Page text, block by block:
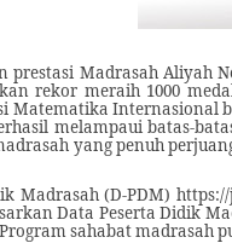
Madrasah Aliyah
rekor meraih 1000
Matematika Internasional
melampaui batas-
yang penuh
Madrasah (D-PDM)
Data Peserta Didik
sahabat